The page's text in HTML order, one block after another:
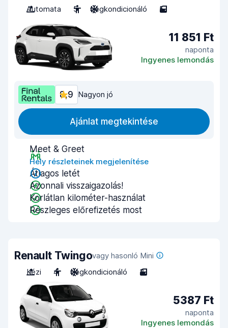
Automata
5 Légkondicionáló 5
11 851 Ft
naponta
Ingyenes lemondás
8,9 Nagyon jó
Ajánlat megtekintése
Meet & Greet
Hely részleteinek megjelenítése
Átlagos letét
Azonnali visszaigazolás!
Korlátlan kilométer-használat
Részleges előrefizetés most
Renault Twingovagy hasonló Mini
Kézi
4 Légkondicionáló 3
5387 Ft
naponta
Ingyenes lemondás